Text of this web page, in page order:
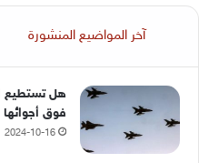
آخر المواضيع المنشورة
هل تستطيع
فوق أجوائها
2024-10-16